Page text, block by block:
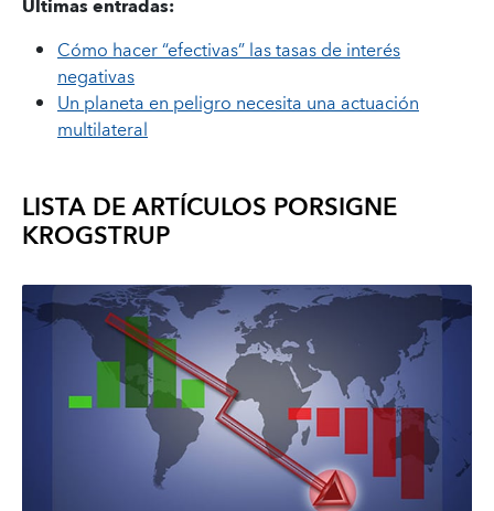
Últimas entradas:
Cómo hacer “efectivas” las tasas de interés
negativas
Un planeta en peligro necesita una actuación
multilateral
LISTA DE ARTÍCULOS PORSIGNE
KROGSTRUP